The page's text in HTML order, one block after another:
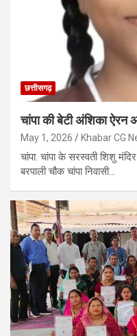
छत्तीसगढ़
चांपा की बेटी अंशिका ऐरन
May 1, 2026 Khabar CG
चांपा. चांपा के सरस्वती शिशु
बरपाली चौक चांपा निवासी…